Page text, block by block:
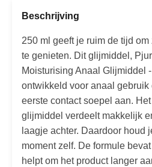
Beschrijving
250 ml geeft je ruim de tijd
te genieten. Dit glijmiddel,
Moisturising Anaal Glijmiddel
ontwikkeld voor anaal gebruik
eerste contact soepel aan.
glijmiddel verdeelt makkelijk
laagje achter. Daardoor houd
moment zelf. De formule
helpt om het product langer